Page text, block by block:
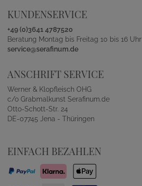
KUNDENSERVICE
+49 (0)3641 4787520
Beratung Montag bis Freitag 10 bis 16 Uhr
service@serafinum.de
ANSCHRIFT SERVICE
Werner & Klopfleisch OHG
c/o Grabmalkunst Serafinum.de
Otto-Schott-Str. 24
DE-07745 Jena - Thüringen
EINFACH BEZAHLEN